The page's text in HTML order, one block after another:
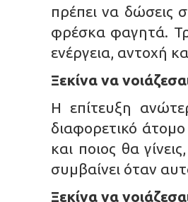
πρέπει να δώσεις
φρέσκα φαγητά.
ενέργεια, αντοχή
Ξεκίνα να
Η επίτευξη
διαφορετικό
και ποιος θα
συμβαίνει όταν
Ξεκίνα να